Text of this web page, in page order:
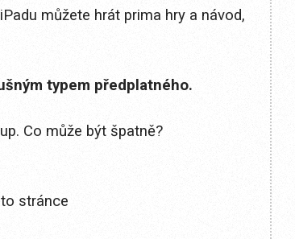
můžete hrát prima hry a návod,
typem předplatného.
Co může být špatně?
stránce